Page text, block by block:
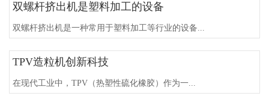
双螺杆挤出机是塑料加工的设备
双螺杆挤出机是一种常用于塑料加工等行业的设备...
TPV造粒机创新科技
在现代工业中，TPV（热塑性硫化橡胶）作为一...